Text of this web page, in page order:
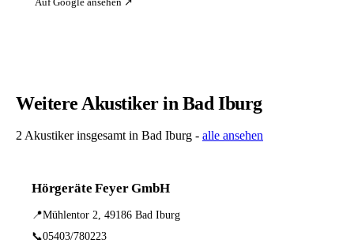
Weitere Akustiker in Bad Iburg
2 Akustiker insgesamt in Bad Iburg - alle ansehen
Hörgeräte Feyer GmbH
📍Mühlentor 2, 49186 Bad Iburg
📞05403/780223